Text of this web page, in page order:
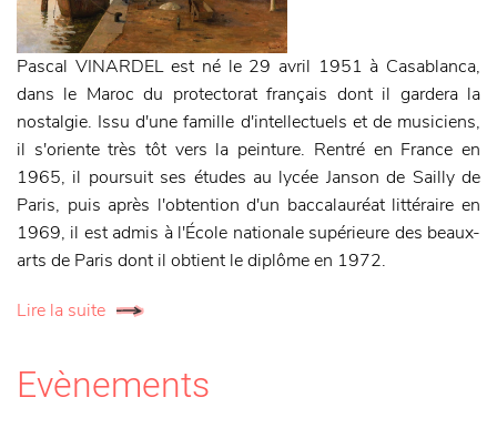
Pascal VINARDEL est né le 29 avril 1951 à Casablanca,
dans le Maroc du protectorat français dont il gardera la
nostalgie. Issu d'une famille d'intellectuels et de musiciens,
il s'oriente très tôt vers la peinture. Rentré en France en
1965, il poursuit ses études au lycée Janson de Sailly de
Paris, puis après l'obtention d'un baccalauréat littéraire en
1969, il est admis à l'École nationale supérieure des beaux-
arts de Paris dont il obtient le diplôme en 1972.
Lire la suite
Evènements